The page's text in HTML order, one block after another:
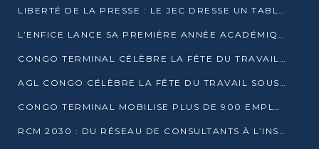
LIBERTÉ DE LA PRESSE : LE JEC DRESSE UN TABLEAU PRÉOCCUPANT AU CONGO
L’ENFICE LANCE SA PREMIÈRE ANNÉE ACADÉMIQUE AVEC 100 FUTURS ENSEIGNANTS
CONGO TERMINAL CÉLÈBRE LA FÊTE DU TRAVAIL AVEC SES COLLABORATEURS À POINTE-NOIRE
AGL CONGO CÉLÈBRE LA FÊTE DU TRAVAIL SOUS LE SIGNE DE LA COHÉSION
CONGO TERMINAL MOBILISE PLUS DE 900 EMPLOYÉS AUTOUR DE LA SÉCURITÉ AU TRAVAIL
RCM 2030 : DU RÉSEAU DE CONSULTANTS À L’INSTRUMENT DE PUISSANCE EN AFRIQUE FRANCOPHONE